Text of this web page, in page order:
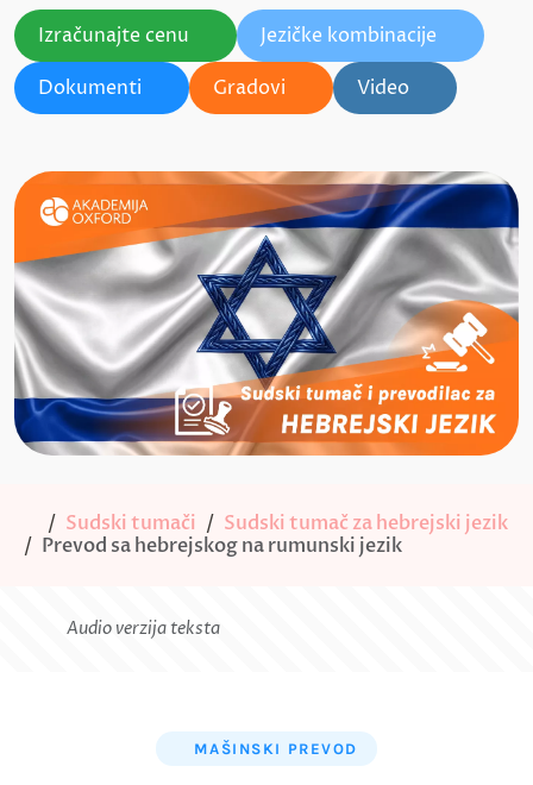
Izračunajte cenu
Jezičke kombinacije
Dokumenti
Gradovi Video
Sudski tumači
Sudski tumač za hebrejski jezik
Prevod sa hebrejskog na rumunski jezik
Audio verzija teksta
MAŠINSKI PREVOD